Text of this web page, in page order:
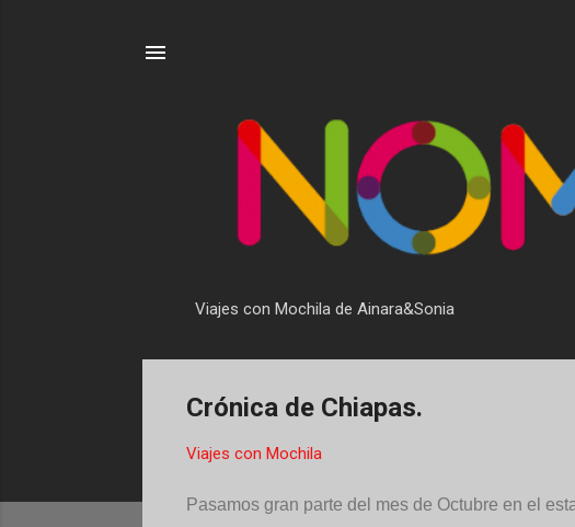
Viajes con Mochila de Ainara&Sonia
Crónica de Chiapas.
Viajes con Mochila
Pasamos gran parte del mes de Octubre en el